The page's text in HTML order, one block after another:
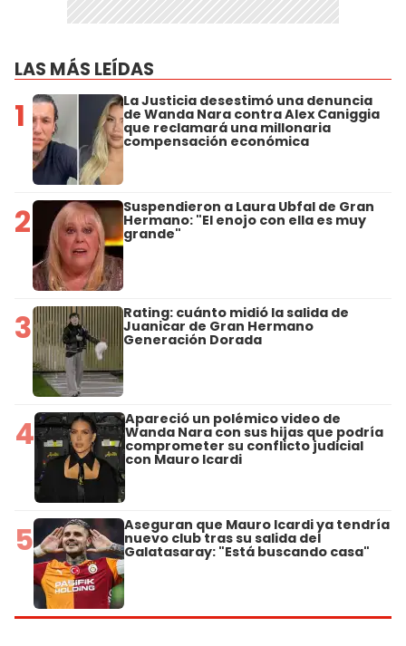
LAS MÁS LEÍDAS
1 La Justicia desestimó una denuncia
de Wanda Nara contra Alex Caniggia
que reclamará una millonaria
compensación económica
2 Suspendieron a Laura Ubfal de Gran
Hermano: "El enojo con ella es muy
grande"
3 Rating: cuánto midió la salida de
Juanicar de Gran Hermano
Generación Dorada
4 Apareció un polémico video de
Wanda Nara con sus hijas que podría
comprometer su conflicto judicial
con Mauro Icardi
5 Aseguran que Mauro Icardi ya tendría
nuevo club tras su salida del
Galatasaray: "Está buscando casa"